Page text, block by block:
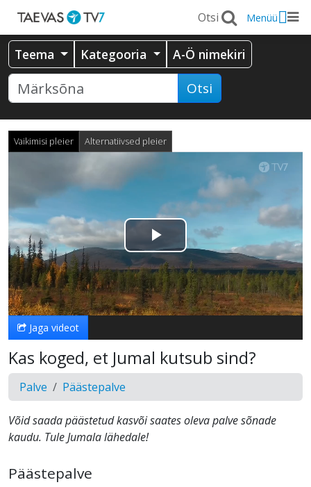
Menüü
Teema Kategooria A-Ö nimekiri
Otsi
Vaikimisi pleier Alternatiivsed pleier
Esita
video
Jaga videot
Kas koged, et Jumal kutsub sind?
Palve Päästepalve
Võid saada päästetud kasvõi saates oleva palve sõnade
kaudu. Tule Jumala lähedale!
Päästepalve